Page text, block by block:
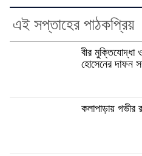
এই সপ্তাহের পাঠকপ্রিয়
বীর মুক্তিযোদ্ধা
হোসেনের দাফন
কলাপাড়ায় গভীর